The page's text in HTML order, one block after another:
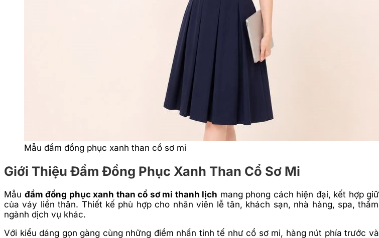
Mẫu đầm đồng phục xanh than cổ sơ mi
Giới Thiệu Đầm Đồng Phục Xanh Than Cổ Sơ Mi
Mẫu đầm đồng phục xanh than cổ sơ mi thanh lịch mang phong cách hiện đại, kết hợp
của váy liền thân. Thiết kế phù hợp cho nhân viên lễ tân, khách sạn, nhà hàng, spa,
ngành dịch vụ khác.
Với kiểu dáng gọn gàng cùng những điểm nhấn tinh tế như cổ sơ mi, hàng nút phía trước